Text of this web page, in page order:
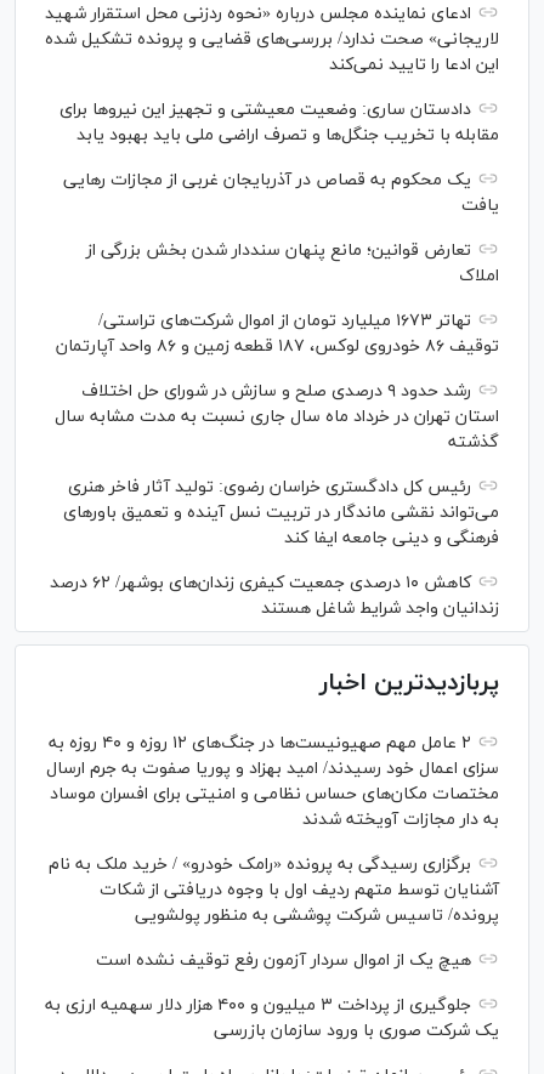
ادعای نماینده مجلس درباره «نحوه ردزنی محل استقرار شهید
لاریجانی» صحت ندارد/ بررسی‌های قضایی و پرونده تشکیل شده
این ادعا را تایید نمی‌کند
دادستان ساری: وضعیت معیشتی و تجهیز این نیرو‌ها برای
مقابله با تخریب جنگل‌ها و تصرف اراضی ملی باید بهبود یابد
یک محکوم به قصاص در آذربایجان‌ غربی از مجازات رهایی
یافت
تعارض قوانین؛ مانع پنهان سنددار شدن بخش بزرگی از
املاک
تهاتر ۱۶۷۳ میلیارد تومان از اموال شرکت‌های تراستی/
توقیف ۸۶ خودروی لوکس، ۱۸۷ قطعه زمین و ۸۶ واحد آپارتمان
رشد حدود ۹ درصدی صلح و سازش در شورای حل اختلاف
استان تهران در خرداد ماه سال جاری نسبت به مدت مشابه سال
گذشته
رئیس کل دادگستری خراسان رضوی: تولید آثار فاخر هنری
می‌تواند نقشی ماندگار در تربیت نسل آینده و تعمیق باور‌های
فرهنگی و دینی جامعه ایفا کند
کاهش ۱۰ درصدی جمعیت کیفری زندان‌های بوشهر/ ۶۲ درصد
زندانیان واجد شرایط شاغل هستند
پربازدیدترین اخبار
۲ عامل مهم صهیونیست‌ها در جنگ‌های ۱۲ روزه و ۴۰ روزه به
سزای اعمال خود رسیدند/ امید بهزاد و پوریا صفوت به جرم ارسال
مختصات مکان‌های حساس نظامی و امنیتی برای افسران موساد
به دار مجازات آویخته شدند
برگزاری رسیدگی به پرونده «رامک خودرو» / خرید ملک به نام
آشنایان توسط متهم ردیف اول با وجوه دریافتی از شکات
پرونده/ تاسیس شرکت پوششی به منظور پولشویی
هیچ یک از اموال سردار آزمون رفع توقیف نشده است
جلوگیری از پرداخت ۳ میلیون و ۴۰۰ هزار دلار سهمیه ارزی به
یک شرکت صوری با ورود سازمان بازرسی